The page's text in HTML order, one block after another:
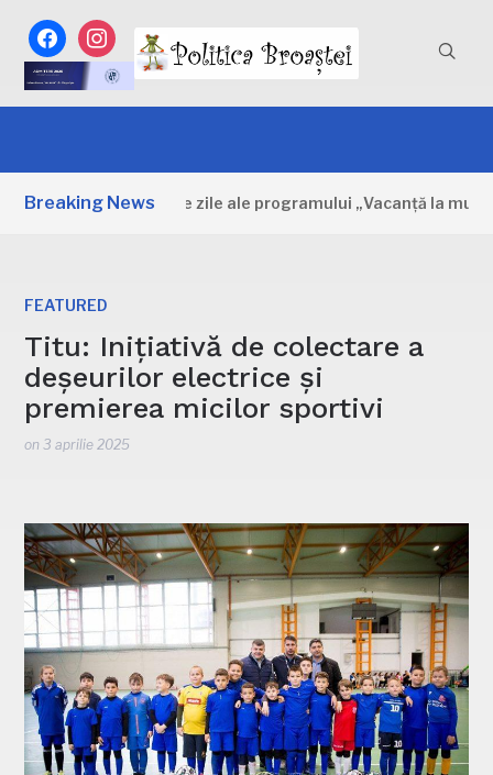
facebookinstagram
Breaking NewsPrimele zile ale programului „Vacanță la muzeu”
FEATURED
Titu: Inițiativă de colectare a
deșeurilor electrice și
premierea micilor sportivi
on3 aprilie 2025